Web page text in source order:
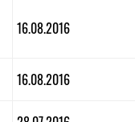
16.08.2016
16.08.2016